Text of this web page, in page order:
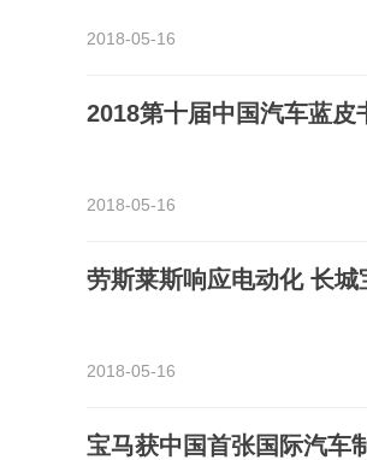
2018-05-16
2018第十届中国汽车蓝皮
2018-05-16
劳斯莱斯响应电动化 长城
2018-05-16
宝马获中国首张国际汽车